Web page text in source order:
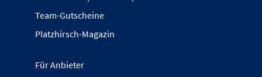
Team-Gutscheine
Platzhirsch-Magazin
Für Anbieter